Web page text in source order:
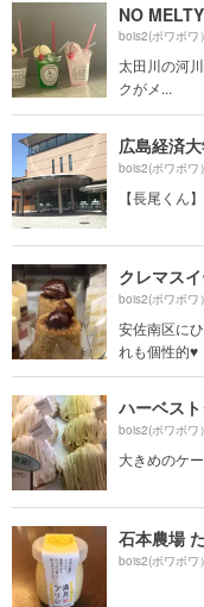
NO
bois2(ボワボワ
太田川の河
クがメ...
広島経済
bois2(ボワボワ
【長尾くん
クレマス
bois2(ボワボワ
安佐南区に
れも個性的♥️
ハーベス
bois2(ボワボワ
大きめのケ
石本農場
bois2(ボワボワ